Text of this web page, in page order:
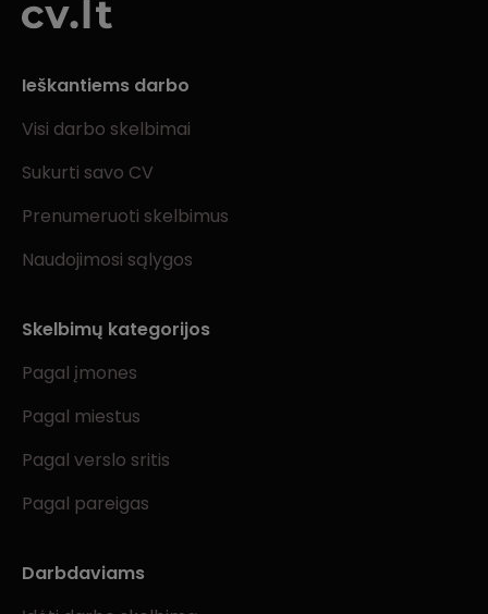
Ieškantiems darbo
Visi darbo skelbimai
Sukurti savo CV
Prenumeruoti skelbimus
Naudojimosi sąlygos
Skelbimų kategorijos
Pagal įmones
Pagal miestus
Pagal verslo sritis
Pagal pareigas
Darbdaviams